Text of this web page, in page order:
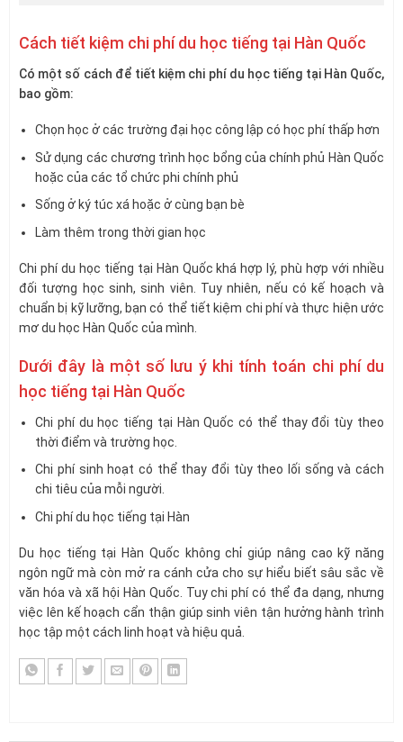
Cách tiết kiệm chi phí du học tiếng tại Hàn Quốc
Có một số cách để tiết kiệm chi phí du học tiếng tại Hàn Quốc,
bao gồm:
Chọn học ở các trường đại học công lập có học phí thấp hơn
Sử dụng các chương trình học bổng của chính phủ Hàn Quốc
hoặc của các tổ chức phi chính phủ
Sống ở ký túc xá hoặc ở cùng bạn bè
Làm thêm trong thời gian học
Chi phí du học tiếng tại Hàn Quốc khá hợp lý, phù hợp với nhiều
đối tượng học sinh, sinh viên. Tuy nhiên, nếu có kế hoạch và
chuẩn bị kỹ lưỡng, bạn có thể tiết kiệm chi phí và thực hiện ước
mơ du học Hàn Quốc của mình.
Dưới đây là một số lưu ý khi tính toán chi phí du
học tiếng tại Hàn Quốc
Chi phí du học tiếng tại Hàn Quốc có thể thay đổi tùy theo
thời điểm và trường học.
Chi phí sinh hoạt có thể thay đổi tùy theo lối sống và cách
chi tiêu của mỗi người.
Chi phí du học tiếng tại Hàn
Du học tiếng tại Hàn Quốc không chỉ giúp nâng cao kỹ năng
ngôn ngữ mà còn mở ra cánh cửa cho sự hiểu biết sâu sắc về
văn hóa và xã hội Hàn Quốc. Tuy chi phí có thể đa dạng, nhưng
việc lên kế hoạch cẩn thận giúp sinh viên tận hưởng hành trình
học tập một cách linh hoạt và hiệu quả.